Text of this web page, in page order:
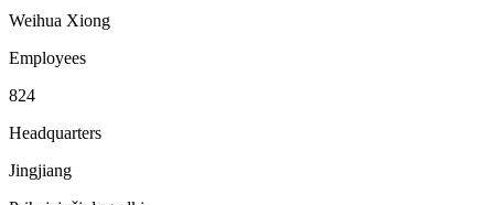
Weihua Xiong
Employees
824
Headquarters
Jingjiang